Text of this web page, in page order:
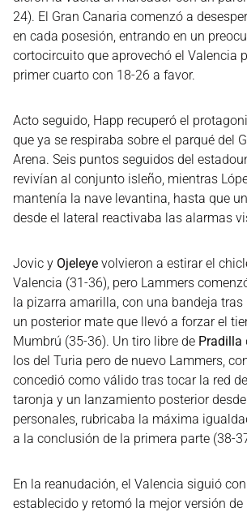
24). El Gran Canaria comenzó a
en cada posesión, entrando en un
cortocircuito que aprovechó el Valencia
primer cuarto con 18-26 a favor.
Acto seguido, Happ recuperó el
que ya se respiraba sobre el parqué del
Arena. Seis puntos seguidos del
revivían al conjunto isleño, mientras
mantenía la nave levantina, hasta que
desde el lateral reactivaba las alarmas
Jovic y Ojeleye volvieron a estirar el
Valencia (31-36), pero Lammers
la pizarra amarilla, con una bandeja tras
un posterior mate que llevó a forzar el
Mumbrú (35-36). Un tiro libre de Pradilla
los del Turia pero de nuevo Lammers,
concedió como válido tras tocar la red
taronja y un lanzamiento posterior
personales, rubricaba la máxima
a la conclusión de la primera parte (38-
En la reanudación, el Valencia siguió
establecido y retomó la mejor versión de